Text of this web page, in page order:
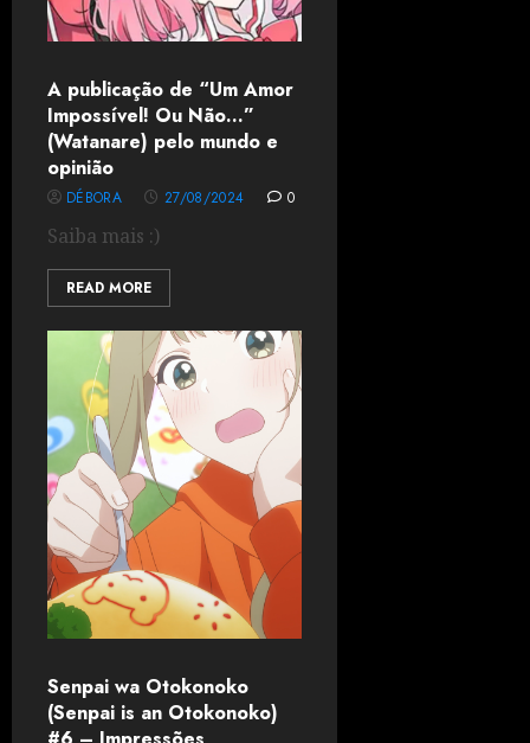
A publicação de “Um Amor
Impossível! Ou Não…”
(Watanare) pelo mundo e
opinião
DÉBORA 27/08/2024 0
Saiba mais :)
READ MORE
Senpai wa Otokonoko
(Senpai is an Otokonoko)